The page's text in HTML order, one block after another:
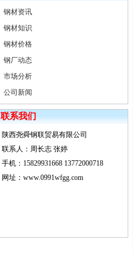
钢材资讯
钢材知识
钢材价格
钢厂动态
市场分析
公司新闻
联系我们
陕西尧舜钢联贸易有限公司
联系人：周长志 张婷
手机：15829931668 13772000718
网址：www.0991wfgg.com